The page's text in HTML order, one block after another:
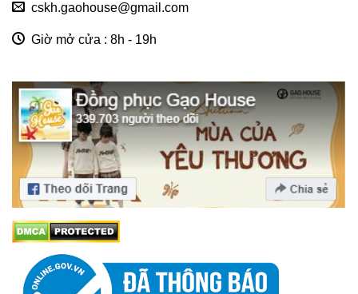
cskh.gaohouse@gmail.com
Giờ mở cửa : 8h - 19h